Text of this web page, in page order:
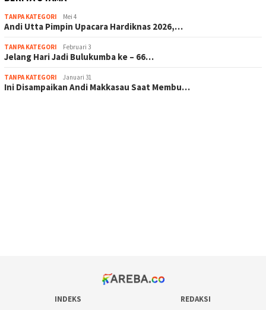
TANPA KATEGORI Mei 4
Andi Utta Pimpin Upacara Hardiknas 2026,…
TANPA KATEGORI Februari 3
Jelang Hari Jadi Bulukumba ke – 66…
TANPA KATEGORI Januari 31
Ini Disampaikan Andi Makkasau Saat Membu…
INDEKS
REDAKSI